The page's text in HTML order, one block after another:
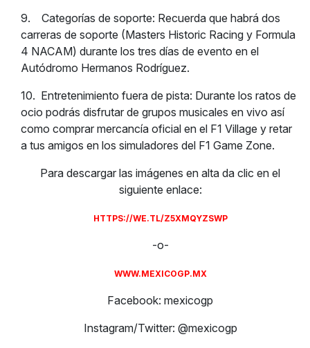
9. Categorías de soporte: Recuerda que habrá dos
carreras de soporte (Masters Historic Racing y Formula
4 NACAM) durante los tres días de evento en el
Autódromo Hermanos Rodríguez.
10. Entretenimiento fuera de pista: Durante los ratos de
ocio podrás disfrutar de grupos musicales en vivo así
como comprar mercancía oficial en el F1 Village y retar
a tus amigos en los simuladores del F1 Game Zone.
Para descargar las imágenes en alta da clic en el
siguiente enlace:
HTTPS://WE.TL/Z5XMQYZSWP
-o-
WWW.MEXICOGP.MX
Facebook: mexicogp
Instagram/Twitter: @mexicogp